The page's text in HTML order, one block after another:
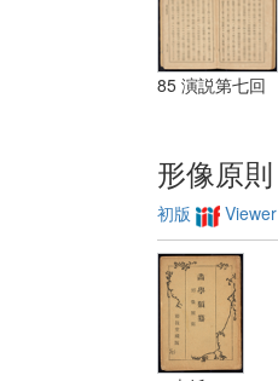
85 演説第七回
形像原則
初版 Viewer